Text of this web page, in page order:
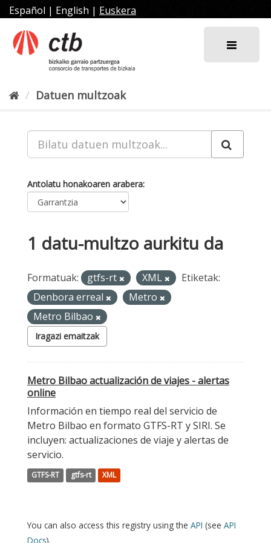
Joan
edukira
Español | English | Euskera
Datuen multzoak
Antolatu honakoaren arabera
1 datu-multzo aurkitu da
Formatuak: gtfs-rt XML
Etiketak:
Denbora erreal
Metro
Metro Bilbao
Iragazi emaitzak
Metro Bilbao actualización de viajes - alertas
online
Información en tiempo real del servicio de
Metro Bilbao en formato GTFS-RT y SIRI. Se
incluyen: actualizaciones de viaje y alertas de
servicio.
GTFS-RT gtfs-rt XML
You can also access this registry using the API (see API
Docs).